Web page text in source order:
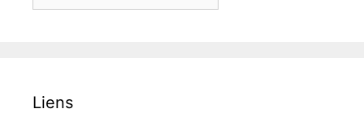
Liens